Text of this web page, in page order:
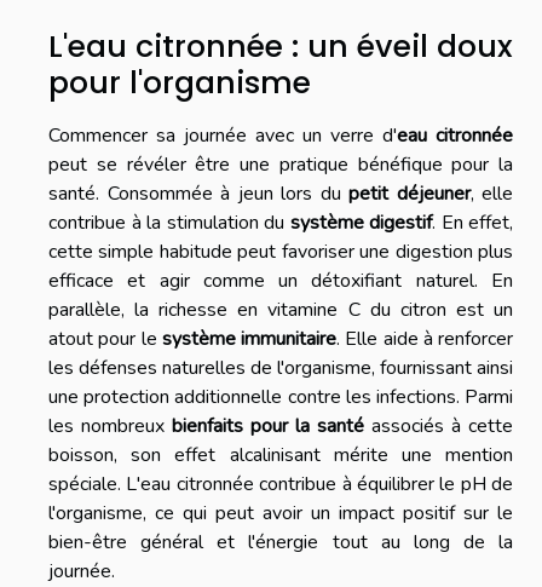
L'eau citronnée : un éveil doux
pour l'organisme
Commencer sa journée avec un verre d'eau citronnée
peut se révéler être une pratique bénéfique pour la
santé. Consommée à jeun lors du petit déjeuner, elle
contribue à la stimulation du système digestif. En effet,
cette simple habitude peut favoriser une digestion plus
efficace et agir comme un détoxifiant naturel. En
parallèle, la richesse en vitamine C du citron est un
atout pour le système immunitaire. Elle aide à renforcer
les défenses naturelles de l'organisme, fournissant ainsi
une protection additionnelle contre les infections. Parmi
les nombreux bienfaits pour la santé associés à cette
boisson, son effet alcalinisant mérite une mention
spéciale. L'eau citronnée contribue à équilibrer le pH de
l'organisme, ce qui peut avoir un impact positif sur le
bien-être général et l'énergie tout au long de la
journée.